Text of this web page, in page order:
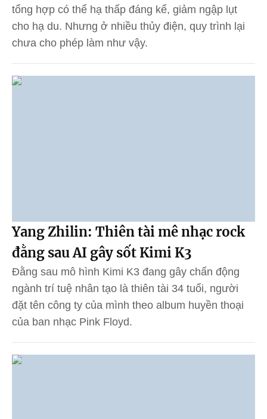
tổng hợp có thể hạ thấp đáng kể, giảm ngập lụt
cho hạ du. Nhưng ở nhiều thủy điện, quy trình lại
chưa cho phép làm như vậy.
Yang Zhilin: Thiên tài mê nhạc rock
đằng sau AI gây sốt Kimi K3
Đằng sau mô hình Kimi K3 đang gây chấn động
ngành trí tuệ nhân tạo là thiên tài 34 tuổi, người
đặt tên công ty của mình theo album huyền thoại
của ban nhạc Pink Floyd.